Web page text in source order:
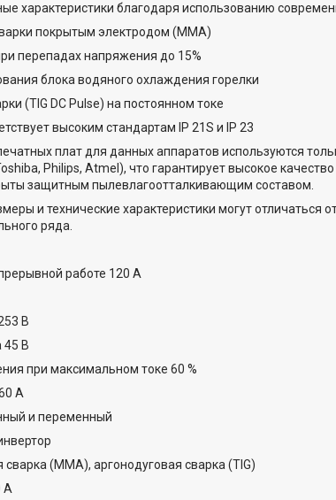
характеристики благодаря использованию
покрытым электродом (ММА)
перепадах напряжения до 15%
блока водяного охлаждения горелки
(TIG DC Pulse) на постоянном токе
высоким стандартам IP 21S и IP 23
плат для данных аппаратов используются
Philips, Atmel), что гарантирует высокое
защитным пылевлагоотталкивающим составом.
и технические характеристики могут отличаться
ряда.
работе 120 А
В
45 В
при максимальном токе 60 %
А
и переменный
(MMA), аргонодуговая сварка (TIG)
А